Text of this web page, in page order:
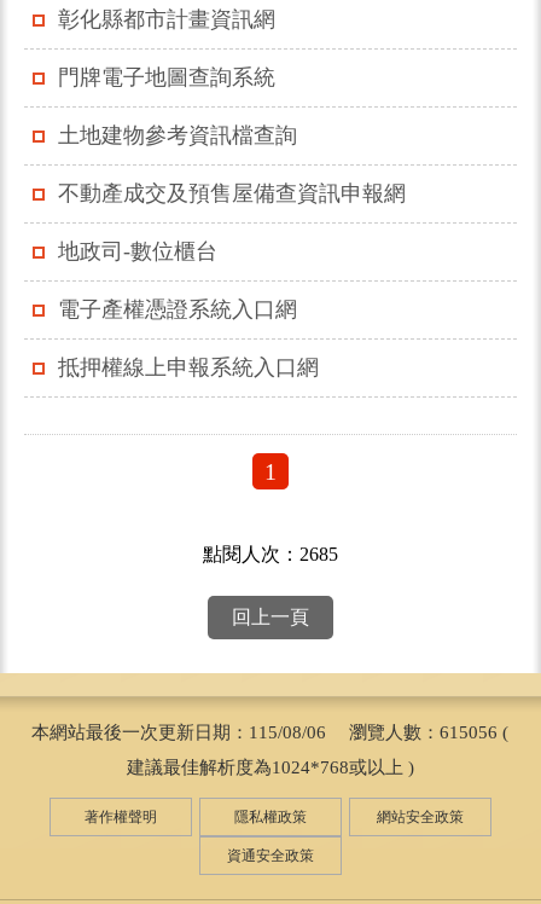
彰化縣都市計畫資訊網
門牌電子地圖查詢系統
土地建物參考資訊檔查詢
不動產成交及預售屋備查資訊申報網
地政司-數位櫃台
電子產權憑證系統入口網
抵押權線上申報系統入口網
1
點閱人次：2685
回上一頁
本網站最後一次更新日期：115/08/06 瀏覽人數：615056 (
建議最佳解析度為1024*768或以上 )
著作權聲明 隱私權政策 網站安全政策
資通安全政策